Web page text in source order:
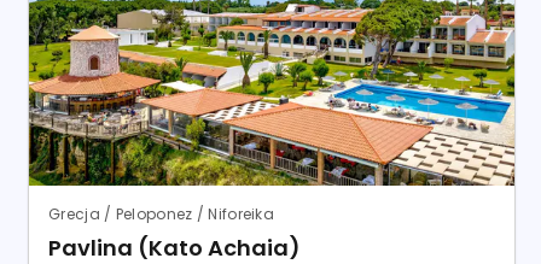
Grecja / Peloponez / Niforeika
Pavlina (Kato Achaia)